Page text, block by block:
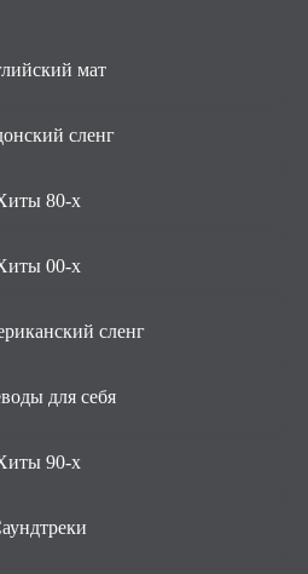
мат
сленг
80-х
00-х
сленг
для себя
90-х